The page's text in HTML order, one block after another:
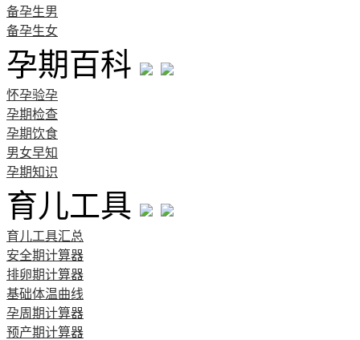
备孕生男
备孕生女
孕期百科
怀孕验孕
孕期检查
孕期饮食
男女早知
孕期知识
育儿工具
育儿工具汇总
安全期计算器
排卵期计算器
基础体温曲线
孕周期计算器
预产期计算器